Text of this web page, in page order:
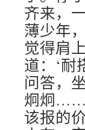
齐来，
薄少年
觉得肩
道：‘耐
问答，
炯炯
该报的